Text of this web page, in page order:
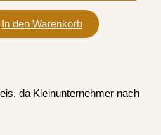
In den Warenkorb
da Kleinunternehmer nach